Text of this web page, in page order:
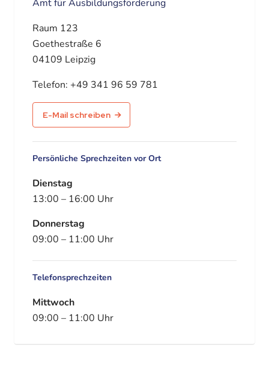
Amt für Ausbildungsförderung
Raum 123
Goethestraße 6
04109 Leipzig
Telefon: +49 341 96 59 781
E-Mail schreiben
Persönliche Sprechzeiten vor Ort
Dienstag
13:00 – 16:00 Uhr
Donnerstag
09:00 – 11:00 Uhr
Telefonsprechzeiten
Mittwoch
09:00 – 11:00 Uhr